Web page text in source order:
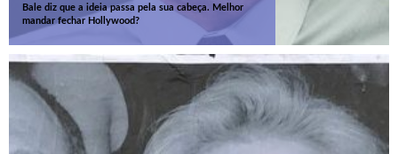
Bale diz que a ideia passa pela sua cabeça. Melhor
mandar fechar Hollywood?